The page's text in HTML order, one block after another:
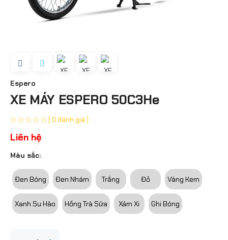
Espero
XE MÁY ESPERO 50C3He
( 0 đánh giá )
Liên hệ
Màu sắc:
Đen Bóng Đen Nhám Trắng Đỏ Vàng Kem
Xanh Su Hào Hồng Trà Sữa Xám Xi Ghi Bóng